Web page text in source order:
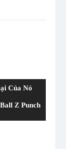
Của Nó
Z Punch